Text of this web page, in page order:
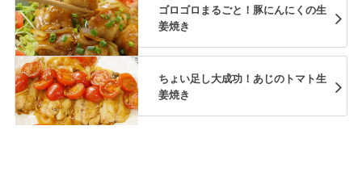
ゴロゴロまるごと！豚にんにくの生
姜焼き
ちょい足し大成功！あじのトマト生
姜焼き